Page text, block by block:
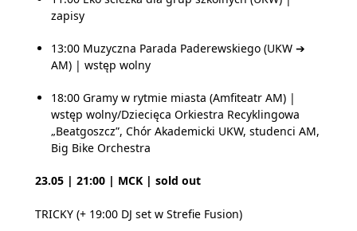
zapisy
13:00 Muzyczna Parada Paderewskiego (UKW ➔
AM) | wstęp wolny
18:00 Gramy w rytmie miasta (Amfiteatr AM) |
wstęp wolny/Dziecięca Orkiestra Recyklingowa
„Beatgoszcz”, Chór Akademicki UKW, studenci AM,
Big Bike Orchestra
23.05 | 21:00 | MCK | sold out
TRICKY (+ 19:00 DJ set w Strefie Fusion)